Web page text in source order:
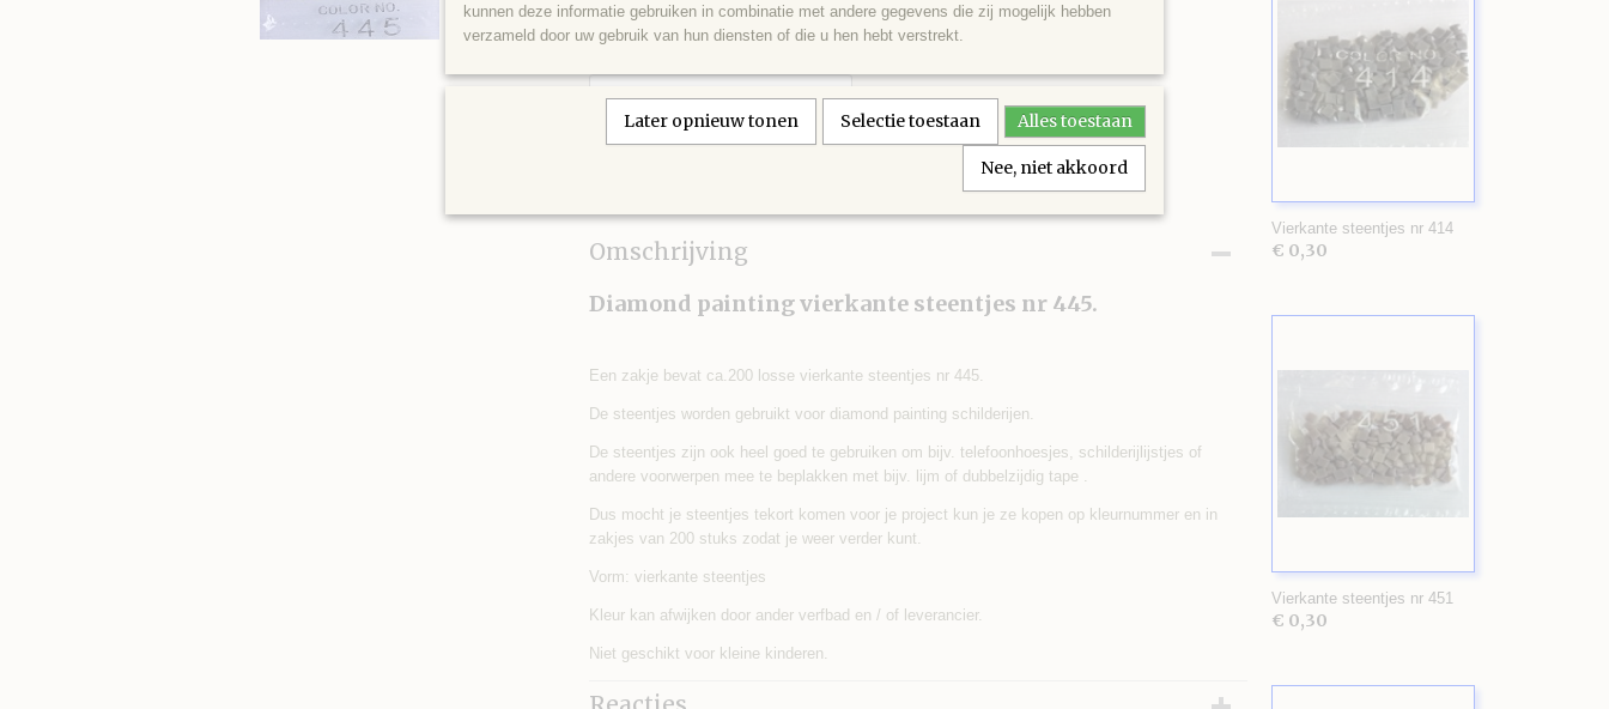
✓Op voorraad
Omschrijving
Diamond painting vierkante steentjes nr 445.
Een zakje bevat ca.200 losse vierkante steentjes nr 445.
De steentjes worden gebruikt voor diamond painting schilderijen.
De steentjes zijn ook heel goed te gebruiken om bijv. telefoonhoesjes, schilderijlijstjes of
andere voorwerpen mee te beplakken met bijv. lijm of dubbelzijdig tape .
Dus mocht je steentjes tekort komen voor je project kun je ze kopen op kleurnummer en in
zakjes van 200 stuks zodat je weer verder kunt.
Vorm: vierkante steentjes
Kleur kan afwijken door ander verfbad en / of leverancier.
Niet geschikt voor kleine kinderen.
Vierkante steentjes nr 414
€ 0,30
Vierkante steentjes nr 451
€ 0,30
kunnen deze informatie gebruiken in combinatie met andere gegevens die zij mogelijk hebben
verzameld door uw gebruik van hun diensten of die u hen hebt verstrekt.
Later opnieuw tonen Selectie toestaan Alles toestaan
Nee, niet akkoord